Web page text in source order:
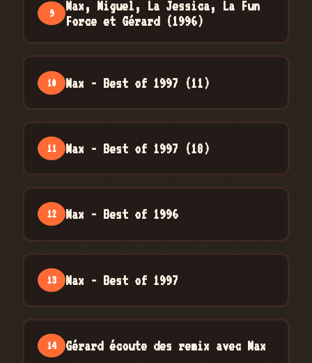
9
Max, Miguel, La Jessica, La Fun
Force et Gérard (1996)
10 Max - Best of 1997 (11)
11 Max - Best of 1997 (18)
12 Max - Best of 1996
13 Max - Best of 1997
14 Gérard écoute des remix avec Max